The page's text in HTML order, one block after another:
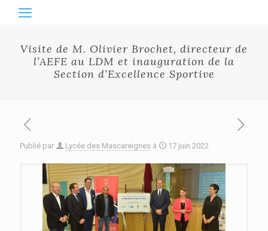
Visite de M. Olivier Brochet, directeur de
l’AEFE au LDM et inauguration de la
Section d’Excellence Sportive
Publié par Lycée des Mascareignes à 17 juin 2022